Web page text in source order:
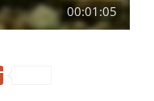
00:01:05